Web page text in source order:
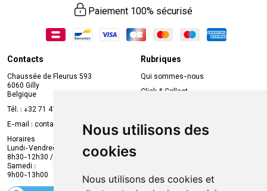
Nous utilisons des
cookies
Nous utilisons des cookies et
Paiement 100% sécurisé
Contacts
Chaussée de Fleurus 593
6060 Gilly
Belgique
Tél. : +32 71 41 32 10
E-mail : contact
mvapharma.be
Horaires
Lundi-Vendredi :
8h30-12h30 / 13h30-18h30
Samedi :
9h00-13h00
Rubriques
Qui sommes-nous
Click & Collect
Compte professionnel
Envoi d’ordonnance
Suivez-nous